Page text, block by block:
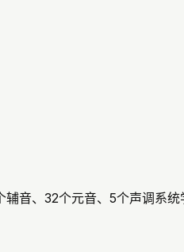
音、32个元音、5个声调系统